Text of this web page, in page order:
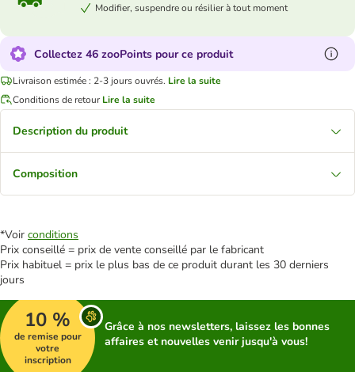
Modifier, suspendre ou résilier à tout moment
Collectez 46 zooPoints pour ce produit
Livraison estimée : 2-3 jours ouvrés. Lire la suite
Conditions de retour Lire la suite
Description du produit
Composition
*Voir conditions
Prix conseillé = prix de vente conseillé par le fabricant
Prix habituel = prix le plus bas de ce produit durant les 30 derniers
jours
10 %
de remise pour
votre
inscription
Grâce à nos newsletters, laissez les bonnes
affaires et nouvelles venir jusqu'à vous!